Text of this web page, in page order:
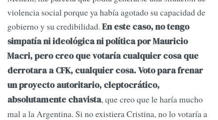
violencia social porque ya había agotado su capacidad de
gobierno y su credibilidad. En este caso, no tengo
simpatía ni ideológica ni política por Mauricio
Macri, pero creo que votaría cualquier cosa que
derrotara a CFK, cualquier cosa. Voto para frenar
un proyecto autoritario, cleptocrático,
absolutamente chavista, que creo que le haría mucho
mal a la Argentina. Si no existiera Cristina, no lo votaría a